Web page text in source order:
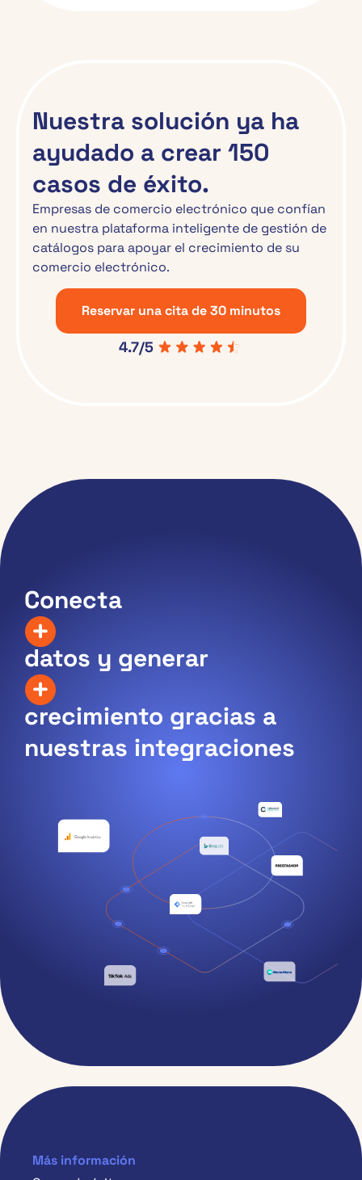
Nuestra solución ya ha
ayudado a crear 150
casos de éxito.
Empresas de comercio electrónico que confían
en nuestra plataforma inteligente de gestión de
catálogos para apoyar el crecimiento de su
comercio electrónico.
Reservar una cita de 30 minutos
4.7/5
Conecta
datos y generar
crecimiento gracias a
nuestras integraciones
Más información